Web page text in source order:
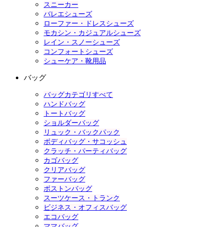
スニーカー
バレエシューズ
ローファー・ドレスシューズ
モカシン・カジュアルシューズ
レイン・スノーシューズ
コンフォートシューズ
シューケア・靴用品
バッグ
バッグカテゴリすべて
ハンドバッグ
トートバッグ
ショルダーバッグ
リュック・バックパック
ボディバッグ・サコッシュ
クラッチ・パーティバッグ
カゴバッグ
クリアバッグ
ファーバッグ
ボストンバッグ
スーツケース・トランク
ビジネス・オフィスバッグ
エコバッグ